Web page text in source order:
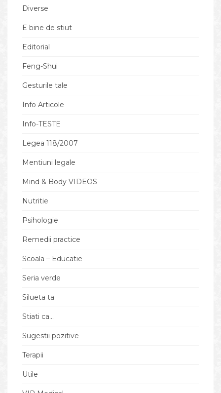
Diverse
E bine de stiut
Editorial
Feng-Shui
Gesturile tale
Info Articole
Info-TESTE
Legea 118/2007
Mentiuni legale
Mind & Body VIDEOS
Nutritie
Psihologie
Remedii practice
Scoala – Educatie
Seria verde
Silueta ta
Stiati ca…
Sugestii pozitive
Terapii
Utile